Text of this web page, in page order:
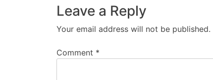
Leave a Reply
Your email address will not be published.
Comment *